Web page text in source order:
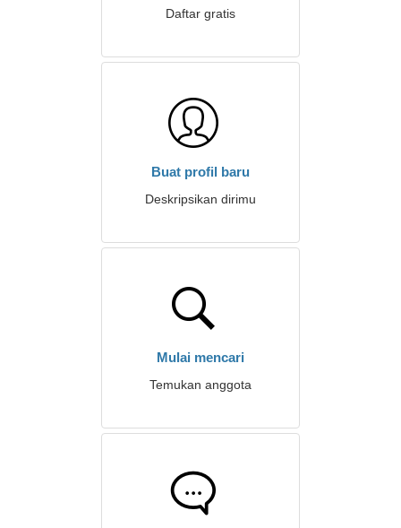
Daftar gratis
Buat profil baru
Deskripsikan dirimu
Mulai mencari
Temukan anggota